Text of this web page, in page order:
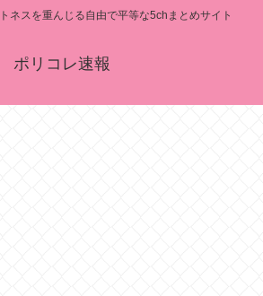
ネスを重んじる自由で平等な5chまとめサイト
ポリコレ速報